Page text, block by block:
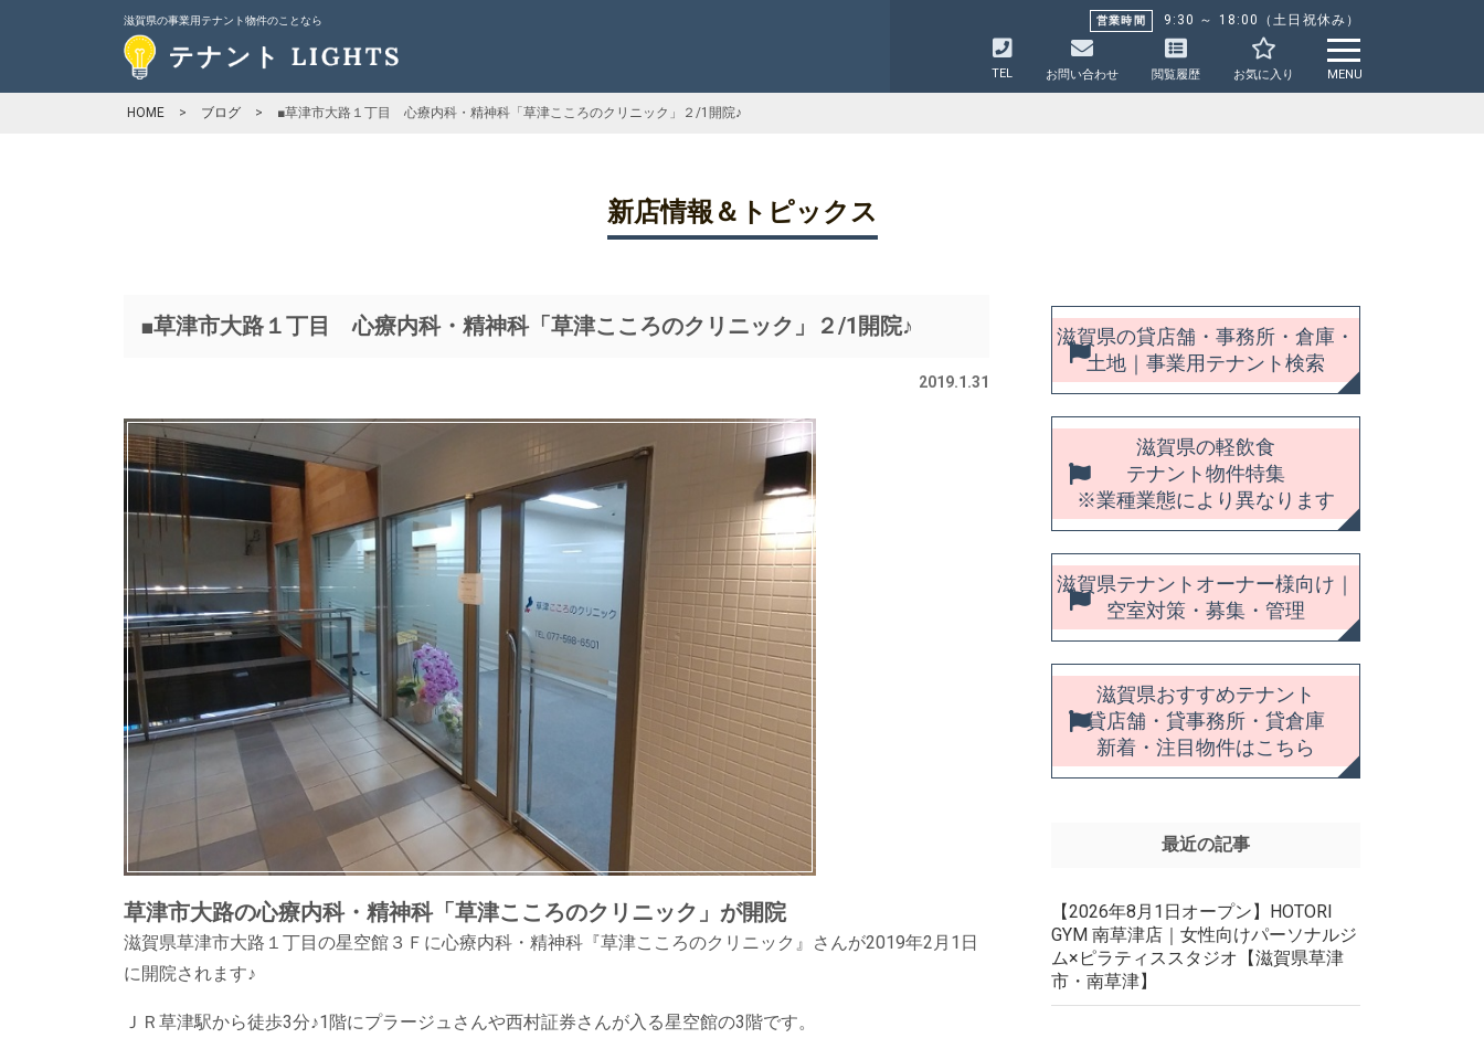
滋賀県の事業用テナント物件のことなら 営業時間 9:30 ～ 18:00（土日祝休み）
TEL お問い合わせ 閲覧履歴 お気に入り MENU
HOME > ブログ > ■草津市大路１丁目 心療内科・精神科「草津こころのクリニック」２/1開院♪
新店情報＆トピックス
■草津市大路１丁目 心療内科・精神科「草津こころのクリニック」２/1開院♪
2019.1.31
草津市大路の心療内科・精神科「草津こころのクリニック」が開院
滋賀県草津市大路１丁目の星空館３Ｆに心療内科・精神科『草津こころのクリニック』さんが2019年2月1日
に開院されます♪
ＪＲ草津駅から徒歩3分♪1階にプラージュさんや西村証券さんが入る星空館の3階です。
滋賀県の貸店舗・事務所・倉庫・
土地｜事業用テナント検索
滋賀県の軽飲食
テナント物件特集
※業種業態により異なります
滋賀県テナントオーナー様向け｜
空室対策・募集・管理
滋賀県おすすめテナント
貸店舗・貸事務所・貸倉庫
新着・注目物件はこちら
最近の記事
【2026年8月1日オープン】HOTORI
GYM 南草津店｜女性向けパーソナルジ
ム×ピラティススタジオ【滋賀県草津
市・南草津】